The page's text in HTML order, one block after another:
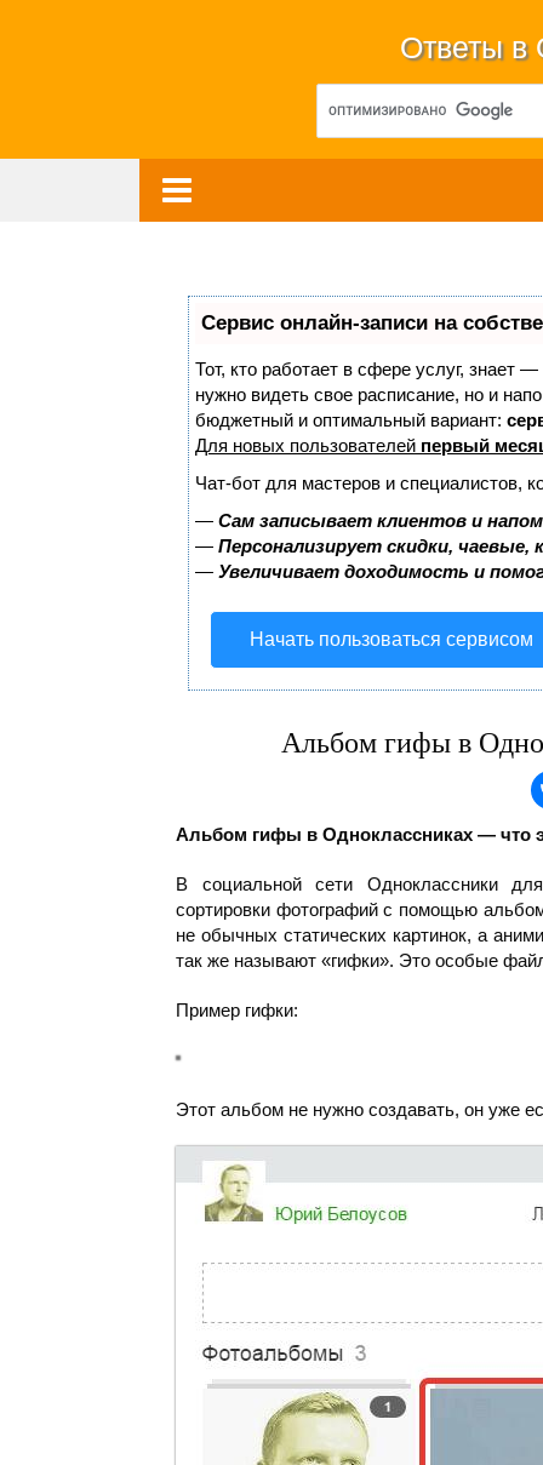
Ответы в
Сервис онлайн-записи на
Тот, кто работает в сфере услуг, знает
нужно видеть свое расписание, но и
бюджетный и оптимальный вариант:
Для новых пользователей первый
Чат-бот для мастеров и специалистов,
— Сам записывает клиентов и
— Персонализирует скидки,
— Увеличивает доходимость и
Начать пользоваться сервисом
Альбом гифы в
Альбом гифы в Одноклассниках — что
В социальной сети Одноклассники
сортировки фотографий с помощью
не обычных статических картинок, а
так же называют «гифки». Это особые
Пример гифки:
Этот альбом не нужно создавать, он уже